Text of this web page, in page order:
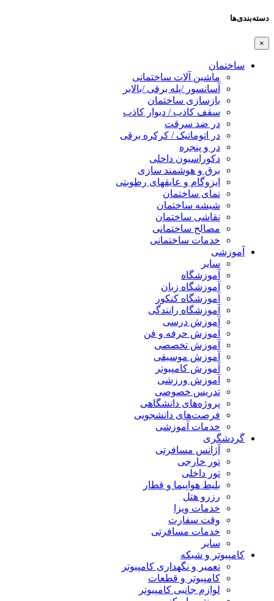
دسته‌بندی‌ها
×
ساختمان
ماشین آلات ساختمانی
آسانسور /پله برقی /بالابر
بازسازی ساختمان
سقف کاذب / دیوار کاذب
در ضد سرقت
در اتوماتیک / کرکره برقی
در و پنجره
دکوراسیون داخلی
برق و هوشمند سازی
ایزوگام و عایقهای رطوبتی
نمای ساختمان
شیشه ساختمان
نقاشی ساختمان
مصالح ساختمانی
خدمات ساختمانی
آموزشی
سایر
آموزشگاه
آموزشگاه زبان
آموزشگاه کنکور
آموزشگاه رانندگی
آموزش درسی
آموزش حرفه و فن
آموزش تخصصی
آموزش موسیقی
آموزش کامپیوتر
آموزش ورزشی
تدریس خصوصی
پروژه‌های دانشگاهی
فرصت‌های دانشجویی
خدمات آموزشی
گردشگری
آژانس مسافرتی
تور خارجی
تور داخلی
بلیط هواپیما و قطار
رزرو هتل
خدمات ویزا
وقت سفارت
خدمات مسافرتی
سایر
کامپیوتر و شبکه
تعمیر و نگهداری کامپیوتر
کامپیوتر و قطعات
لوازم جانبی کامپیوتر